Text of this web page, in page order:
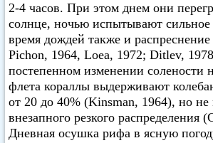
2-4 часов. При этом днем они
солнце, ночью испытывают
время дождей также и
Pichon, 1964, Loea, 1972; Ditlev,
постепенном изменении солености
флета кораллы выдерживают
от 20 до 40% (Kinsman, 1964), но не
внезапного резкого распределения
Дневная осушка рифа в ясную